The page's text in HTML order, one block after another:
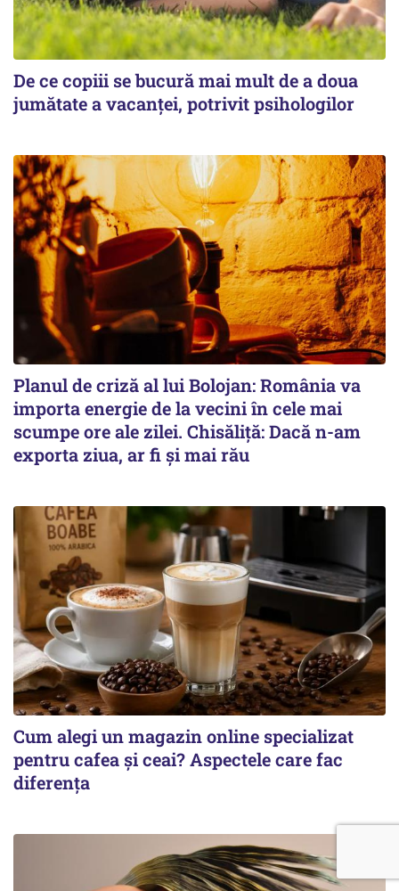
De ce copiii se bucură mai mult de a doua
jumătate a vacanței, potrivit psihologilor
Planul de criză al lui Bolojan: România va
importa energie de la vecini în cele mai
scumpe ore ale zilei. Chisăliță: Dacă n-am
exporta ziua, ar fi și mai rău
Cum alegi un magazin online specializat
pentru cafea și ceai? Aspectele care fac
diferența